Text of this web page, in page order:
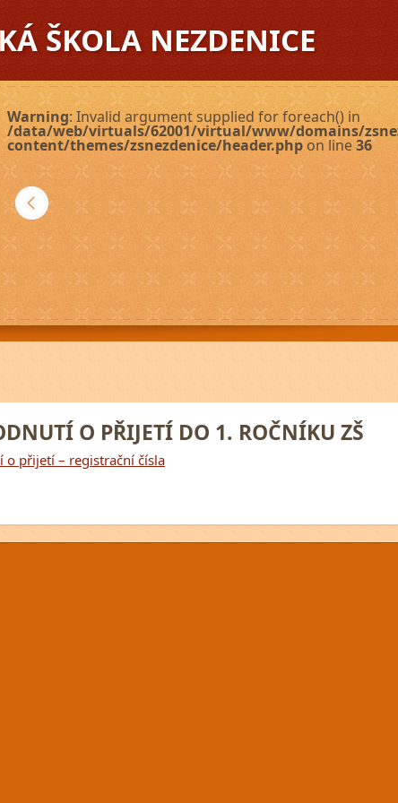
ŠKOLA NEZDENICE
Další
Warning: Invalid argument supplied for foreach() in
/data/web/virtuals/62001/virtual/www/domains/
content/themes/zsnezdenice/header.phpon line36
O PŘIJETÍ DO 1. ROČNÍKU ZŠ
o přijetí – registrační čísla